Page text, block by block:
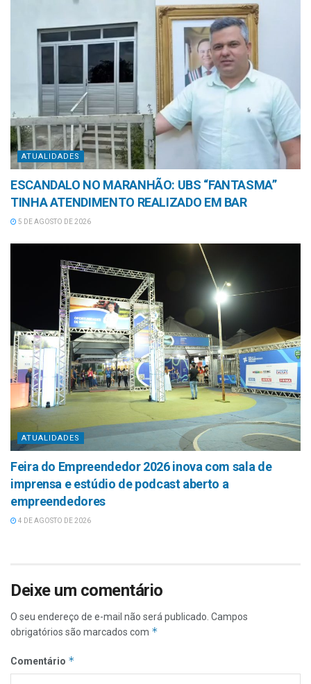
ATUALIDADES
ESCANDALO NO MARANHÃO: UBS “FANTASMA”
TINHA ATENDIMENTO REALIZADO EM BAR
5 DE AGOSTO DE 2026
ATUALIDADES
Feira do Empreendedor 2026 inova com sala de
imprensa e estúdio de podcast aberto a
empreendedores
4 DE AGOSTO DE 2026
Deixe um comentário
O seu endereço de e-mail não será publicado. Campos
obrigatórios são marcados com *
Comentário *